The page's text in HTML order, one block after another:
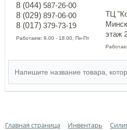
8 (044) 587-26-00
8 (029) 897-06-00
8 (017) 379-73-19
Работаем: 9.00 - 18.00, Пн-Пт
ТЦ
этаж
Главная страница Инвентарь